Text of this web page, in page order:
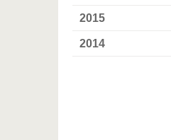
2015
2014